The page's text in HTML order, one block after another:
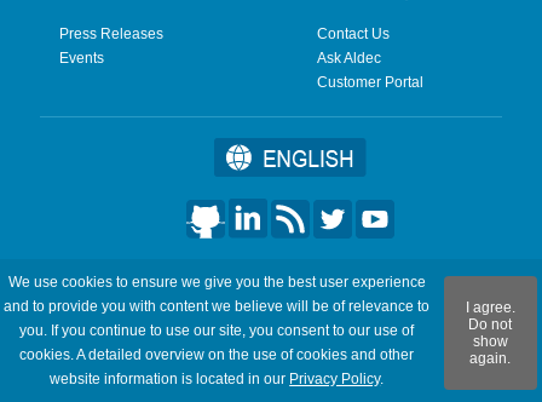
Press Releases
Events
Contact Us
Ask Aldec
Customer Portal
©2026 Aldec, Inc. All Rights Reserved.
Legal | Privacy | Site Map | RSS Feeds | フィードバックを送
信
We use cookies to ensure we give you the best user experience
and to provide you with content we believe will be of relevance to
you. If you continue to use our site, you consent to our use of
cookies. A detailed overview on the use of cookies and other
website information is located in our Privacy Policy.
I agree.
Do not
show
again.